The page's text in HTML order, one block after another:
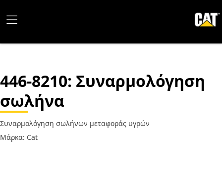
446-8210: Συναρμολόγηση
σωλήνα
Συναρμολόγηση σωλήνων μεταφοράς υγρών
Μάρκα: Cat